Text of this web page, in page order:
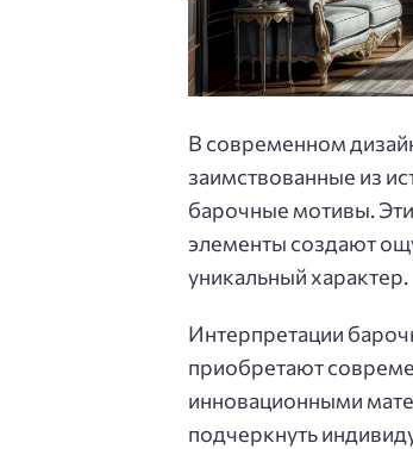
В современном
заимствованные из
барочные мотивы.
элементы создают
уникальный характер.
Интерпретации
приобретают
инновационными
подчеркнуть